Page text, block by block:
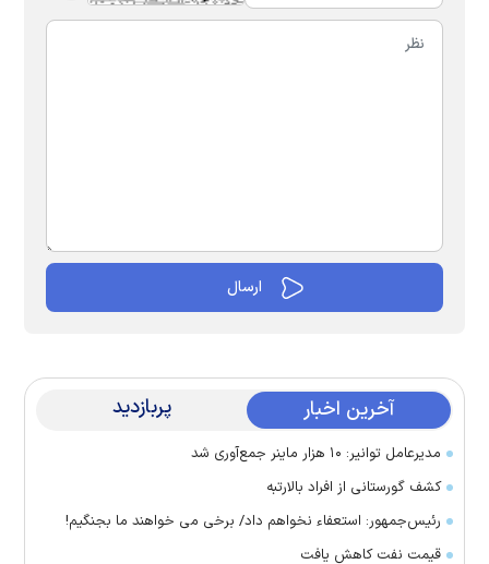
آخرین اخبار پربازدید
مدیرعامل توانیر: ۱۰ هزار ماینر جمع‌آوری شد
کشف گورستانی از افراد بالارتبه
رئیس‌جمهور: استعفاء نخواهم داد/ برخی می خواهند ما بجنگیم!
قیمت نفت کاهش یافت